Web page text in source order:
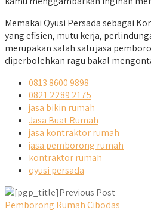
Memakai Qyusi Persada sebagai
yang efisien, mutu kerja,
merupakan salah satu jasa
diperbolehkan ragu bakal
0813 8600 9898
0821 2289 2175
jasa bikin rumah
Jasa Buat Rumah
jasa kontraktor rumah
jasa pemborong rumah
kontraktor rumah
qyusi persada
Previous Post
Pemborong Rumah Cibodas